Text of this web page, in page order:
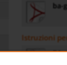
ba-
Istruzioni
BA